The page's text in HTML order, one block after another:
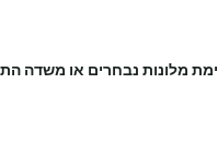
מלונות נבחרים או משדה